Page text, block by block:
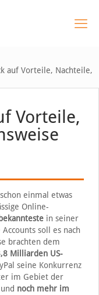
auf Vorteile, Nachteile,
Vorteile,
einmal etwas
Online-
in seiner
soll es nach
brachten dem
Milliarden US-
seine Konkurrenz
im Gebiet der
noch mehr im